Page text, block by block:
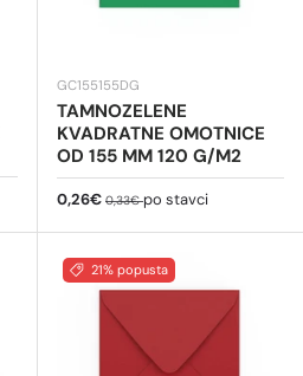
GC155155DG
TAMNOZELENE
KVADRATNE OMOTNICE
OD 155 MM 120 G/M2
Cijena na sniženju
0,26€ Redovna cijena
0,33€po stavci
21% popusta